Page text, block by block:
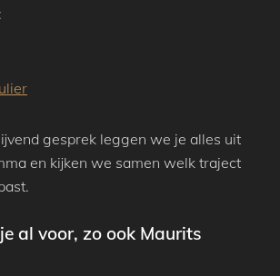
gesprek leggen we je alles uit
en kijken we samen welk traject
al voor, zo ook Maurits